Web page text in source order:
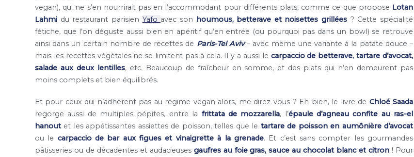
vegan), qui ne s’en nourrirait pas en l’accommodant pour différents plats, comme ce que propose Lotan
Lahmi du restaurant parisien Yafo avec son houmous, betterave et noisettes grillées ? Cette spécialité
fétiche, que l’on déguste aussi bien en apéritif qu’en entrée (ou pourquoi pas dans un bowl) se retrouve
ainsi dans un certain nombre de recettes de Paris-Tel Aviv– avec même une variante à la patate douce –
mais les recettes végétales ne se limitent pas à cela. Il y a aussi le carpaccio de betterave, tartare d’avocat,
salade aux deux lentilles, etc. Beaucoup de fraîcheur en somme, et des plats qui n’en demeurent pas
moins complets et bien équilibrés.
Et pour ceux qui n’adhèrent pas au régime vegan alors, me direz-vous ? Eh bien, le livre de Chloé Saada
regorge aussi de multiples pépites, entre la frittata de mozzarella, l’épaule d’agneau confite au ras-el
hanoutet les appétissantes assiettes de poisson, telles que le tartare de poisson en aumônière d’avocat
ou le carpaccio de bar aux figues et vinaigrette à la grenade. Et c’est sans compter les gourmandes
pâtisseries ou de décadentes et audacieuses gaufres au foie gras, sauce au chocolat blanc et citron ! Pour